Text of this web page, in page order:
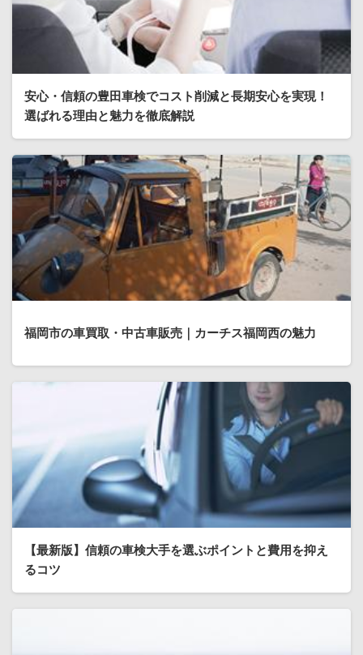
安心・信頼の豊田車検でコスト削減と長期安心を実現！
選ばれる理由と魅力を徹底解説
福岡市の車買取・中古車販売｜カーチス福岡西の魅力
【最新版】信頼の車検大手を選ぶポイントと費用を抑え
るコツ